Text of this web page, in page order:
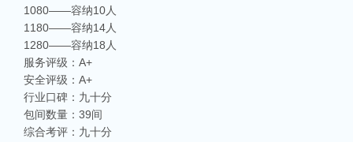
1080——容纳10人
1180——容纳14人
1280——容纳18人
服务评级：A+
安全评级：A+
行业口碑：九十分
包间数量：39间
综合考评：九十分